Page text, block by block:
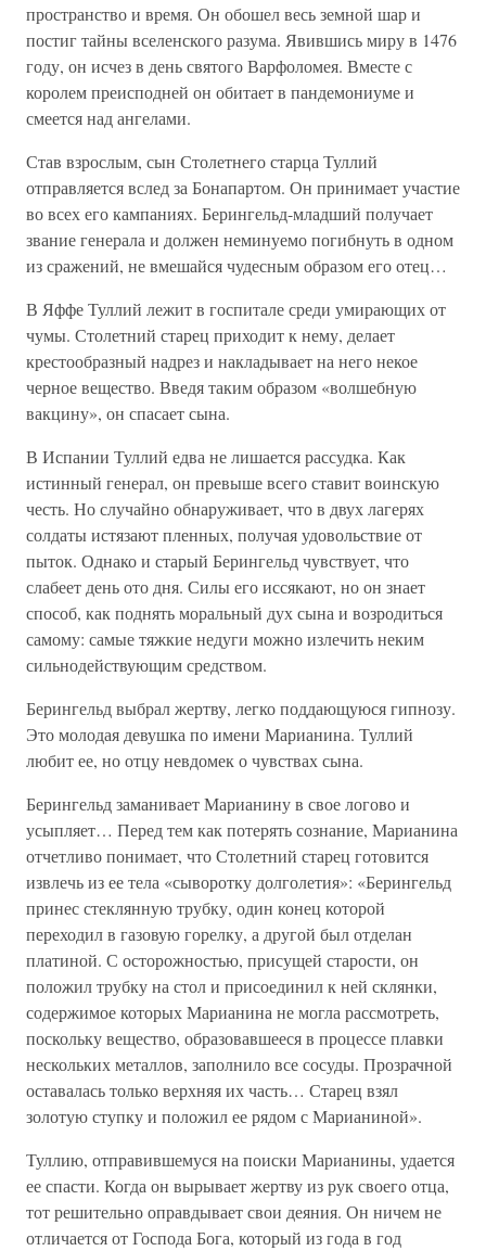
пространство и время. Он обошел весь земной шар и
постиг тайны вселенского разума. Явившись миру в 1476
году, он исчез в день святого Варфоломея. Вместе с
королем преисподней он обитает в пандемониуме и
смеется над ангелами.
Став взрослым, сын Столетнего старца Туллий
отправляется вслед за Бонапартом. Он принимает участие
во всех его кампаниях. Берингельд-младший получает
звание генерала и должен неминуемо погибнуть в одном
из сражений, не вмешайся чудесным образом его отец…
В Яффе Туллий лежит в госпитале среди умирающих от
чумы. Столетний старец приходит к нему, делает
крестообразный надрез и накладывает на него некое
черное вещество. Введя таким образом «волшебную
вакцину», он спасает сына.
В Испании Туллий едва не лишается рассудка. Как
истинный генерал, он превыше всего ставит воинскую
честь. Но случайно обнаруживает, что в двух лагерях
солдаты истязают пленных, получая удовольствие от
пыток. Однако и старый Берингельд чувствует, что
слабеет день ото дня. Силы его иссякают, но он знает
способ, как поднять моральный дух сына и возродиться
самому: самые тяжкие недуги можно излечить неким
сильнодействующим средством.
Берингельд выбрал жертву, легко поддающуюся гипнозу.
Это молодая девушка по имени Марианина. Туллий
любит ее, но отцу невдомек о чувствах сына.
Берингельд заманивает Марианину в свое логово и
усыпляет… Перед тем как потерять сознание, Марианина
отчетливо понимает, что Столетний старец готовится
извлечь из ее тела «сыворотку долголетия»: «Берингельд
принес стеклянную трубку, один конец которой
переходил в газовую горелку, а другой был отделан
платиной. С осторожностью, присущей старости, он
положил трубку на стол и присоединил к ней склянки,
содержимое которых Марианина не могла рассмотреть,
поскольку вещество, образовавшееся в процессе плавки
нескольких металлов, заполнило все сосуды. Прозрачной
оставалась только верхняя их часть… Старец взял
золотую ступку и положил ее рядом с Марианиной».
Туллию, отправившемуся на поиски Марианины, удается
ее спасти. Когда он вырывает жертву из рук своего отца,
тот решительно оправдывает свои деяния. Он ничем не
отличается от Господа Бога, который из года в год